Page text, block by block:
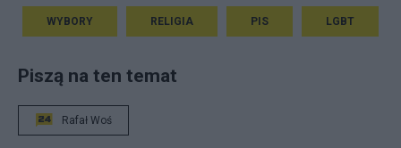
WYBORY RELIGIA PIS LGBT
Piszą na ten temat
Rafał Woś